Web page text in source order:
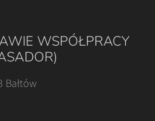
WSPÓŁPRACY
Bałtów